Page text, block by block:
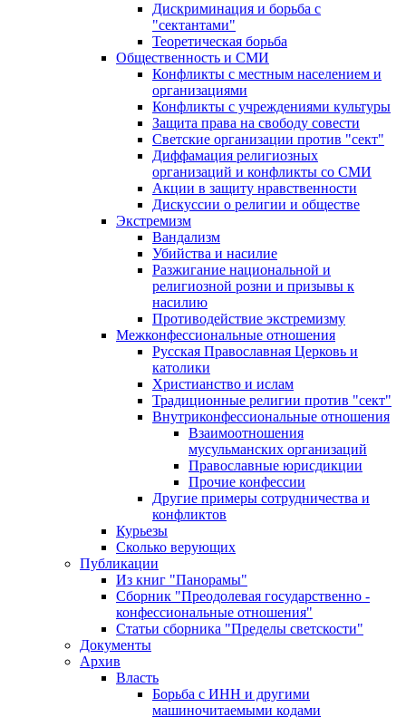
Дискриминация и борьба с
"сектантами"
Теоретическая борьба
Общественность и СМИ
Конфликты с местным населением и
организациями
Конфликты с учреждениями культуры
Защита права на свободу совести
Светские организации против "сект"
Диффамация религиозных
организаций и конфликты со СМИ
Акции в защиту нравственности
Дискуссии о религии и обществе
Экстремизм
Вандализм
Убийства и насилие
Разжигание национальной и
религиозной розни и призывы к
насилию
Противодействие экстремизму
Межконфессиональные отношения
Русская Православная Церковь и
католики
Христианство и ислам
Традиционные религии против "сект"
Внутриконфессиональные отношения
Взаимоотношения
мусульманских организаций
Православные юрисдикции
Прочие конфессии
Другие примеры сотрудничества и
конфликтов
Курьезы
Сколько верующих
Публикации
Из книг "Панорамы"
Сборник "Преодолевая государственно -
конфессиональные отношения"
Статьи сборника "Пределы светскости"
Документы
Архив
Власть
Борьба с ИНН и другими
машиночитаемыми кодами